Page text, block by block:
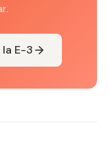
E-3